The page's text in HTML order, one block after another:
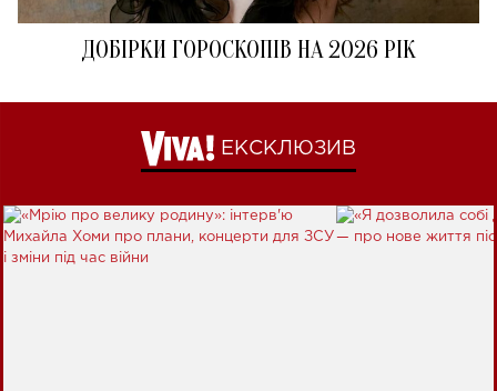
ДОБІРКИ ГОРОСКОПІВ НА 2026 РІК
ЕКСКЛЮЗИВ